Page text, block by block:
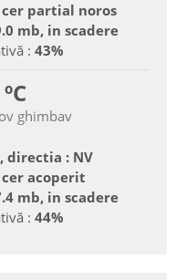
cer partial noros
mb, in scadere
: 43%
ghimbav
directia : NV
cer acoperit
mb, in scadere
: 44%